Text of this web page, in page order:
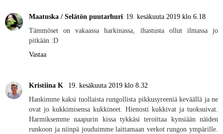
Maatuska / Selätön puutarhuri 19. kesäkuuta 2019 klo 6.18
Tämmöset on vakaassa harkinassa, ihastusta ollut ilmassa jo
pitkään :D
Vastaa
Kristiina K
19. kesäkuuta 2019 klo 8.32
Hankimme kaksi tuollaista rungollista pikkusyreeniä keväällä ja ne
ovat jo kukkimisensa kukkineet. Hienosti kukkivat ja tuoksuivat.
Harmiksemme naapurin kissa tykkäsi teroittaa kynsiään näiden
runkoon ja niinpä jouduimme laittamaan verkot rungon ympärille.